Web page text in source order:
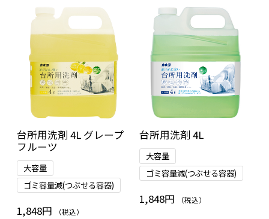
台所用洗剤 4L グレープ
フルーツ
大容量
ゴミ容量減(つぶせる容器)
1,848円 （税込）
台所用洗剤 4L
大容量
ゴミ容量減(つぶせる容器)
1,848円 （税込）